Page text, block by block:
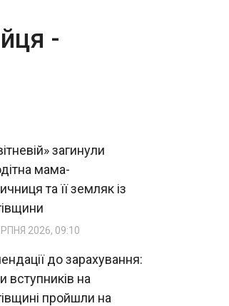
-
загинули
мама-
та її земляк із
2026, 09:10
до зарахування:
вступників на
пройшли на